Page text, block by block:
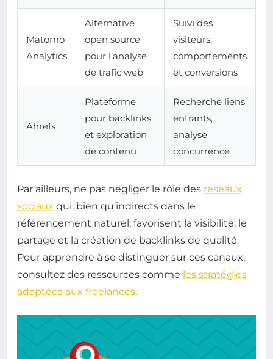
Matomo
Analytics
Alternative
open source
pour l’analyse
de trafic web
Suivi des
visiteurs,
comportements
et conversions
Ahrefs
Plateforme
pour backlinks
et exploration
de contenu
Recherche liens
entrants,
analyse
concurrence
Par ailleurs, ne pas négliger le rôle des réseaux
sociaux qui, bien qu’indirects dans le
référencement naturel, favorisent la visibilité, le
partage et la création de backlinks de qualité.
Pour apprendre à se distinguer sur ces canaux,
consultez des ressources comme les stratégies
adaptées aux freelances.